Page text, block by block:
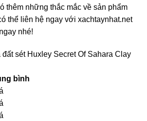
thêm những thắc mắc về sản phẩm
thể liên hệ ngay với xachtaynhat.net
nhé!
sét Huxley Secret Of Sahara Clay
bình